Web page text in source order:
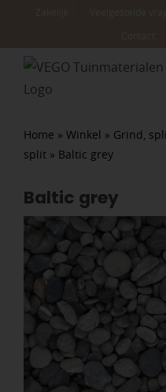
Home » Winkel » Grind,
split» Baltic grey
Baltic grey